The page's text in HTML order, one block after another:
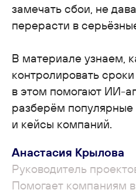
замечать сбои, не
перерасти в
В материале узнаем,
контролировать
в этом помогают ИИ-
разберём
и кейсы компаний.
Анастасия Крылова
Руководитель
Помогает компаниям